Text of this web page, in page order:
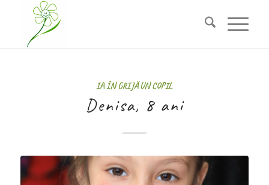
IA ÎN GRIJĂ UN COPIL
Denisa, 8 ani